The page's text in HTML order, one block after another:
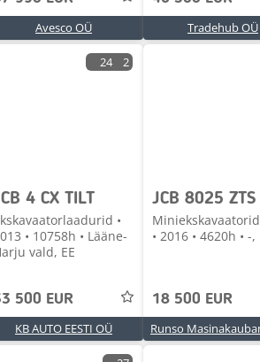
Avesco OÜ
Tradehub OÜ
24 2
4 CX TILT
•
• 10758h • Lääne-
vald, EE
500 EUR
KB AUTO EESTI OÜ
JCB 8025 ZTS
• 2016 • 4620h • -,
18 500 EUR